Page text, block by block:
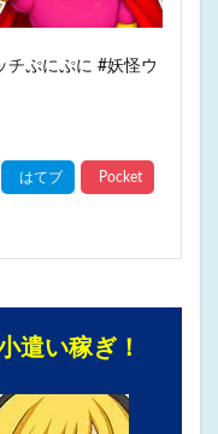
チぷにぷに #妖怪ウ
遣い稼ぎ！